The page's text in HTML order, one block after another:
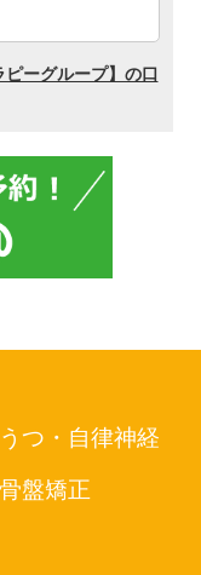
へ
しなら
へ
の方へ
つ・自律神経
盤矯正